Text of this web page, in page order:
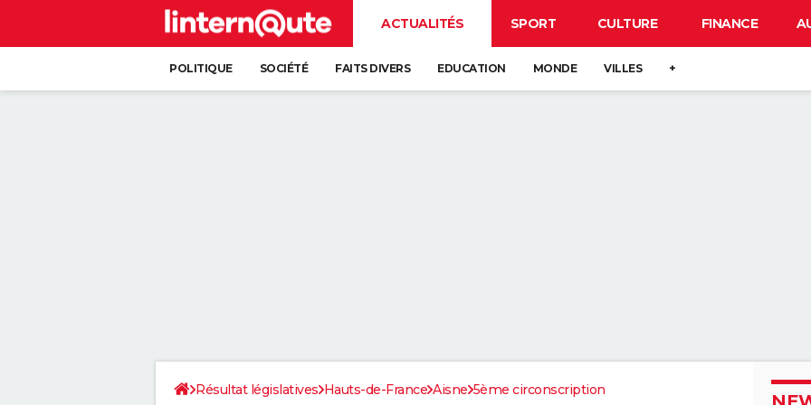
ACTUALITÉS SPORT CULTURE FINANCE
POLITIQUE SOCIÉTÉ FAITS DIVERS EDUCATION MONDE VILLES +
Résultat législatives Hauts-de-France Aisne 5ème circonscription